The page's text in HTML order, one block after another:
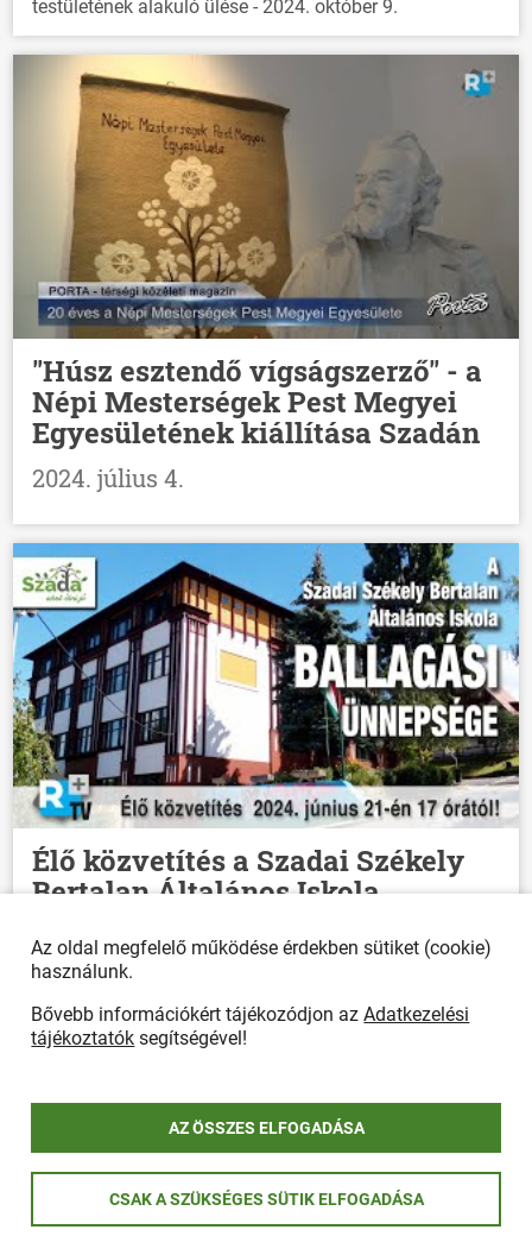
testületének alakuló ülése - 2024. október 9.
"Húsz esztendő vígságszerző" - a
Népi Mesterségek Pest Megyei
Egyesületének kiállítása Szadán
2024. július 4.
Élő közvetítés a Szadai Székely
Bertalan Általános Iskola
2024. június 23.
Az oldal megfelelő működése érdekben sütiket (cookie)
használunk.
Bővebb információkért tájékozódjon azAdatkezelési
tájékoztatók segítségével!
AZ ÖSSZES ELFOGADÁSA
CSAK A SZÜKSÉGES SÜTIK ELFOGADÁSA